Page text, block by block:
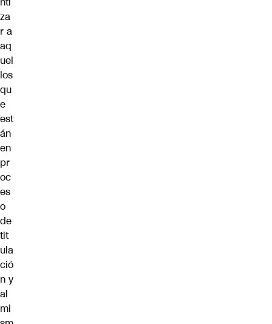
za
r a
aq
uel
los
qu
e
est
án
en
pr
oc
es
o
de
tit
ula
ció
n y
al
mi